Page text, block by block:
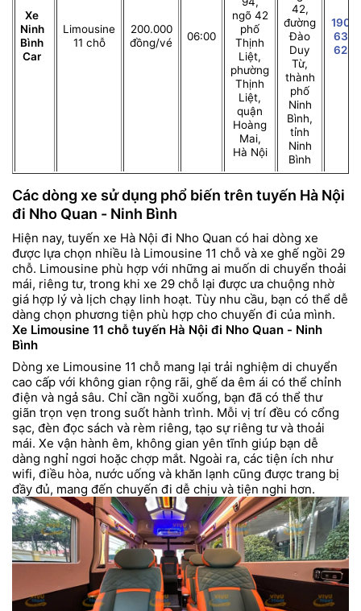
Xe
Ninh
Bình
Car
Limousine
11 chỗ
200.000
đồng/vé
06:00
ngõ 42
phố
Thịnh
Liệt,
phường
Thịnh
Liệt,
quận
Hoàng
Mai,
Hà Nội
42,
đường
Đào
Duy
Từ,
thành
phố
Ninh
Bình,
tỉnh
Ninh
Bình
1900
633
628
Các dòng xe sử dụng phổ biến trên tuyến Hà Nội
đi Nho Quan - Ninh Bình
Hiện nay, tuyến xe Hà Nội đi Nho Quan có hai dòng xe
được lựa chọn nhiều là Limousine 11 chỗ và xe ghế ngồi 29
chỗ. Limousine phù hợp với những ai muốn di chuyển thoải
mái, riêng tư, trong khi xe 29 chỗ lại được ưa chuộng nhờ
giá hợp lý và lịch chạy linh hoạt. Tùy nhu cầu, bạn có thể dễ
dàng chọn phương tiện phù hợp cho chuyến đi của mình.
Xe Limousine 11 chỗ tuyến Hà Nội đi Nho Quan - Ninh
Bình
Dòng xe Limousine 11 chỗ mang lại trải nghiệm di chuyển
cao cấp với không gian rộng rãi, ghế da êm ái có thể chỉnh
điện và ngả sâu. Chỉ cần ngồi xuống, bạn đã có thể thư
giãn trọn vẹn trong suốt hành trình. Mỗi vị trí đều có cổng
sạc, đèn đọc sách và rèm riêng, tạo sự riêng tư và thoải
mái. Xe vận hành êm, không gian yên tĩnh giúp bạn dễ
dàng nghỉ ngơi hoặc chợp mắt. Ngoài ra, các tiện ích như
wifi, điều hòa, nước uống và khăn lạnh cũng được trang bị
đầy đủ, mang đến chuyến đi dễ chịu và tiện nghi hơn.